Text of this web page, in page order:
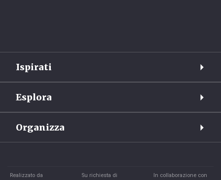
Ispirati
Esplora
Organizza
Realizzato da Su richiesta di In collaborazione con